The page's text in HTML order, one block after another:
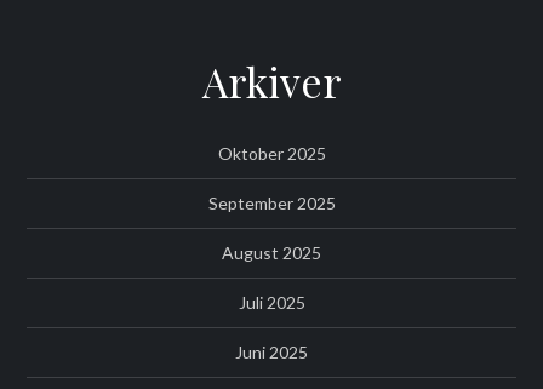
Arkiver
Oktober 2025
September 2025
August 2025
Juli 2025
Juni 2025